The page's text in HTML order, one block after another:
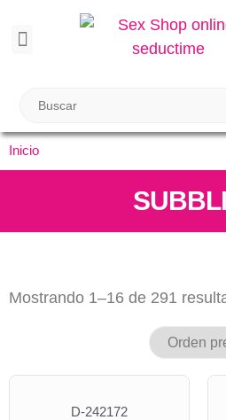
Inicio
Mostrando 1–16 de 291
D-242172